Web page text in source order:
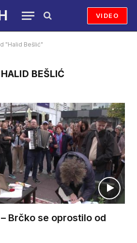
VIDEO
"Halid Bešlić"
HALID BEŠLIĆ
Brčko se oprostilo od